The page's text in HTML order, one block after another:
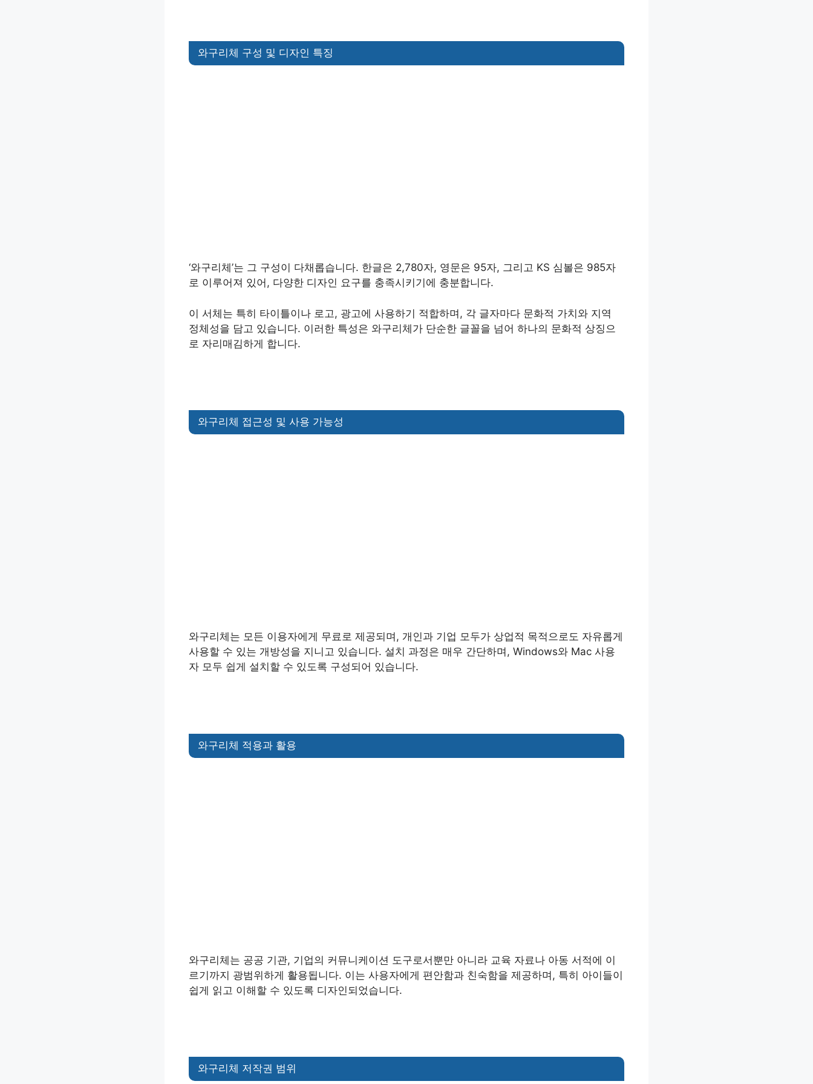
와구리체 구성 및 디자인 특징
‘와구리체’는 그 구성이 다채롭습니다. 한글은 2,780자, 영문은 95자, 그리고 KS 심볼은 985자
로 이루어져 있어, 다양한 디자인 요구를 충족시키기에 충분합니다.
이 서체는 특히 타이틀이나 로고, 광고에 사용하기 적합하며, 각 글자마다 문화적 가치와 지역
정체성을 담고 있습니다. 이러한 특성은 와구리체가 단순한 글꼴을 넘어 하나의 문화적 상징으
로 자리매김하게 합니다.
와구리체 접근성 및 사용 가능성
와구리체는 모든 이용자에게 무료로 제공되며, 개인과 기업 모두가 상업적 목적으로도 자유롭게
사용할 수 있는 개방성을 지니고 있습니다. 설치 과정은 매우 간단하며, Windows와 Mac 사용
자 모두 쉽게 설치할 수 있도록 구성되어 있습니다.
와구리체 적용과 활용
와구리체는 공공 기관, 기업의 커뮤니케이션 도구로서뿐만 아니라 교육 자료나 아동 서적에 이
르기까지 광범위하게 활용됩니다. 이는 사용자에게 편안함과 친숙함을 제공하며, 특히 아이들이
쉽게 읽고 이해할 수 있도록 디자인되었습니다.
와구리체 저작권 범위